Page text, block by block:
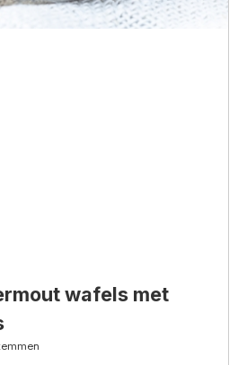
wafels met